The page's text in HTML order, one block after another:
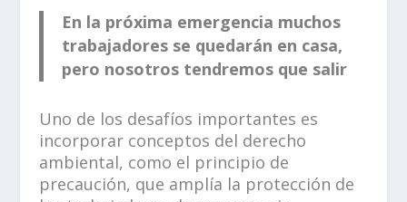
En la próxima emergencia muchos
trabajadores se quedarán en casa,
pero nosotros tendremos que salir
Uno de los desafíos importantes es
incorporar conceptos del derecho
ambiental, como el principio de
precaución, que amplía la protección de